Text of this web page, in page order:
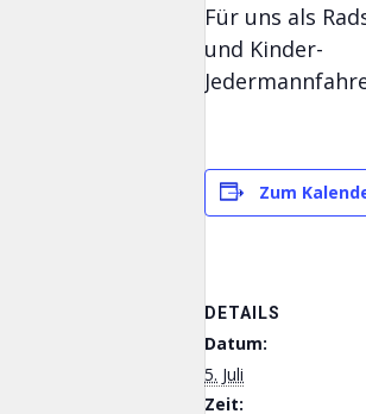
Für uns als
und Kinder-
Zum
DETAILS
Datum:
5. Juli
Zeit: